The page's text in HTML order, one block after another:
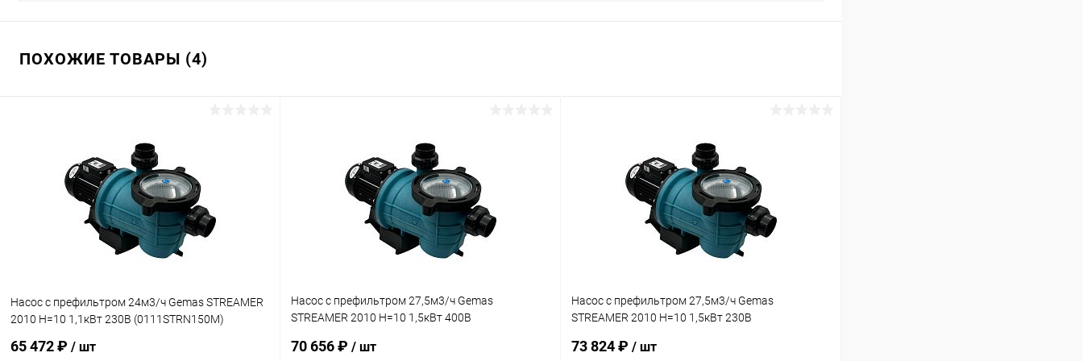
ПОХОЖИЕ ТОВАРЫ (4)
Насос с префильтром 24м3/ч Gemas STREAMER
2010 Н=10 1,1кВт 230В (0111STRN150M)
65 472 ₽ / шт
Насос с префильтром 27,5м3/ч Gemas
STREAMER 2010 Н=10 1,5кВт 400В
70 656 ₽ / шт
Насос с префильтром 27,5м3/ч Gemas
STREAMER 2010 Н=10 1,5кВт 230В
73 824 ₽ / шт